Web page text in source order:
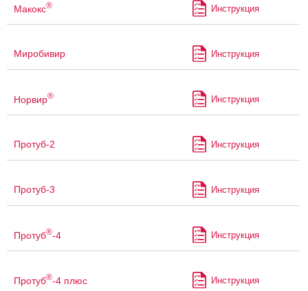
Макокс® Инструкция
Миробивир Инструкция
Норвир® Инструкция
Протуб-2 Инструкция
Протуб-3 Инструкция
Протуб®-4 Инструкция
Протуб®-4 плюс Инструкция